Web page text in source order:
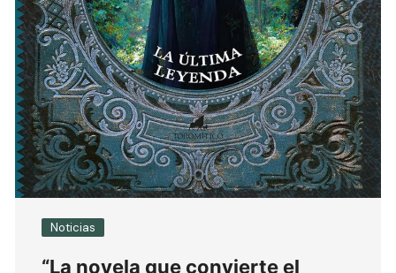
Noticias
“La novela que convierte el